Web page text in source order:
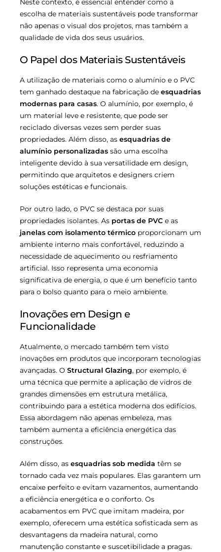
Neste contexto, é essencial entender como a
escolha de materiais sustentáveis pode transformar
não apenas o visual dos projetos, mas também a
qualidade de vida dos seus usuários.
O Papel dos Materiais Sustentáveis
A utilização de materiais como o alumínio e o PVC
tem ganhado destaque na fabricação de esquadrias
modernas para casas. O alumínio, por exemplo, é
um material leve e resistente, que pode ser
reciclado diversas vezes sem perder suas
propriedades. Além disso, as esquadrias de
alumínio personalizadas são uma escolha
inteligente devido à sua versatilidade em design,
permitindo que arquitetos e designers criem
soluções estéticas e funcionais.
Por outro lado, o PVC se destaca por suas
propriedades isolantes. As portas de PVC e as
janelas com isolamento térmico proporcionam um
ambiente interno mais confortável, reduzindo a
necessidade de aquecimento ou resfriamento
artificial. Isso representa uma economia
significativa de energia, o que é um benefício tanto
para o bolso quanto para o meio ambiente.
Inovações em Design e
Funcionalidade
Atualmente, o mercado também tem visto
inovações em produtos que incorporam tecnologias
avançadas. O Structural Glazing, por exemplo, é
uma técnica que permite a aplicação de vidros de
grandes dimensões em estrutura metálica,
contribuindo para a estética moderna dos edifícios.
Essa abordagem não apenas embeleza, mas
também aumenta a eficiência energética das
construções.
Além disso, as esquadrias sob medida têm se
tornado cada vez mais populares. Elas garantem um
encaixe perfeito e evitam vazamentos, aumentando
a eficiência energética e o conforto. Os
acabamentos em PVC que imitam madeira, por
exemplo, oferecem uma estética sofisticada sem as
desvantagens da madeira natural, como
manutenção constante e suscetibilidade a pragas.